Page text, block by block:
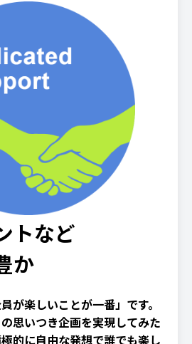
トなど
か
が楽しいことが一番」です。
思いつき企画を実現してみた
的に自由な発想で誰でも楽し